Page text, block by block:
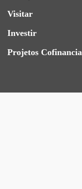
Visitar
Investir
Projetos